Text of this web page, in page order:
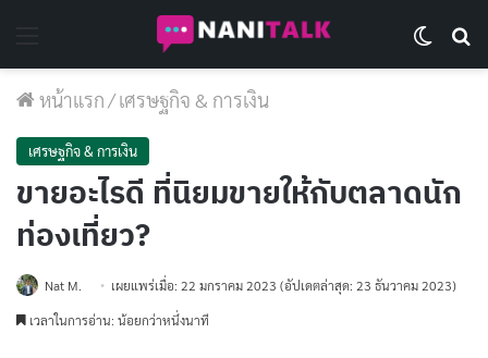
หน้าแรก/เศรษฐกิจ & การเงิน
เศรษฐกิจ & การเงิน
ขายอะไรดี ที่นิยมขายให้กับตลาดนัก
ท่องเที่ยว?
Nat M. เผยแพร่เมื่อ: 22 มกราคม 2023 (อัปเดตล่าสุด: 23 ธันวาคม 2023)
เวลาในการอ่าน: น้อยกว่าหนึ่งนาที